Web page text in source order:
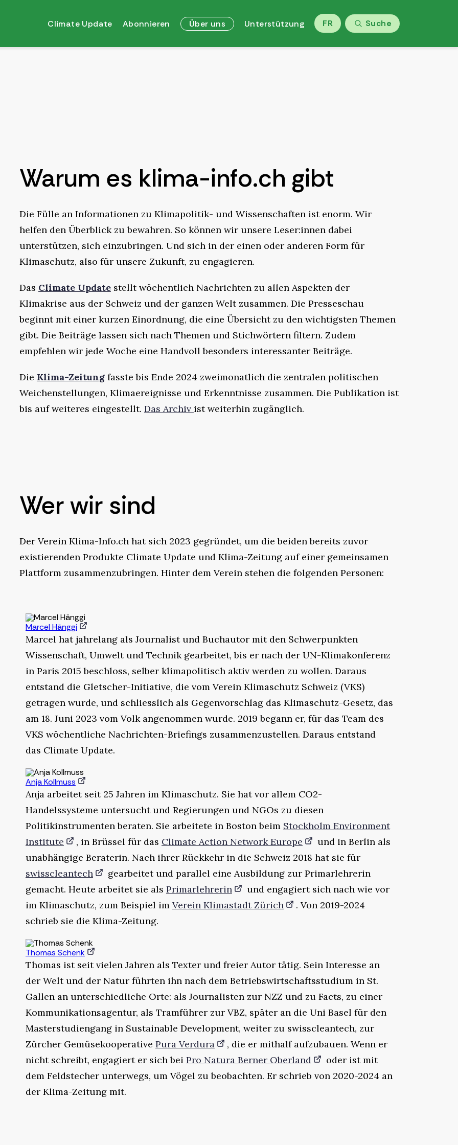
Climate Update Abonnieren Über uns Unterstützung FR Suche
Warum es klima-info.ch gibt
Die Fülle an Informationen zu Klimapolitik- und Wissenschaften ist enorm. Wir
helfen den Überblick zu bewahren. So können wir unsere Leser:innen dabei
unterstützen, sich einzubringen. Und sich in der einen oder anderen Form für
Klimaschutz, also für unsere Zukunft, zu engagieren.
Das Climate Update stellt wöchentlich Nachrichten zu allen Aspekten der
Klimakrise aus der Schweiz und der ganzen Welt zusammen. Die Presseschau
beginnt mit einer kurzen Einordnung, die eine Übersicht zu den wichtigsten Themen
gibt. Die Beiträge lassen sich nach Themen und Stichwörtern filtern. Zudem
empfehlen wir jede Woche eine Handvoll besonders interessanter Beiträge.
Die Klima-Zeitung fasste bis Ende 2024 zweimonatlich die zentralen politischen
Weichenstellungen, Klimaereignisse und Erkenntnisse zusammen. Die Publikation ist
bis auf weiteres eingestellt. Das Archiv ist weiterhin zugänglich.
Wer wir sind
Der Verein Klima-Info.ch hat sich 2023 gegründet, um die beiden bereits zuvor
existierenden Produkte Climate Update und Klima-Zeitung auf einer gemeinsamen
Plattform zusammenzubringen. Hinter dem Verein stehen die folgenden Personen:
Marcel Hänggi
Marcel hat jahrelang als Journalist und Buchautor mit den Schwerpunkten
Wissenschaft, Umwelt und Technik gearbeitet, bis er nach der UN-Klimakonferenz
in Paris 2015 beschloss, selber klimapolitisch aktiv werden zu wollen. Daraus
entstand die Gletscher-Initiative, die vom Verein Klimaschutz Schweiz (VKS)
getragen wurde, und schliesslich als Gegenvorschlag das Klimaschutz-Gesetz, das
am 18. Juni 2023 vom Volk angenommen wurde. 2019 begann er, für das Team des
VKS wöchentliche Nachrichten-Briefings zusammenzustellen. Daraus entstand
das Climate Update.
Anja Kollmuss
Anja arbeitet seit 25 Jahren im Klimaschutz. Sie hat vor allem CO2-
Handelssysteme untersucht und Regierungen und NGOs zu diesen
Politikinstrumenten beraten. Sie arbeitete in Boston beim Stockholm Environment
Institute
, in Brüssel für das Climate Action Network Europe
und in Berlin als
unabhängige Beraterin. Nach ihrer Rückkehr in die Schweiz 2018 hat sie für
swisscleantech
gearbeitet und parallel eine Ausbildung zur Primarlehrerin
gemacht. Heute arbeitet sie als Primarlehrerin
und engagiert sich nach wie vor
im Klimaschutz, zum Beispiel im Verein Klimastadt Zürich
. Von 2019-2024
schrieb sie die Klima-Zeitung.
Thomas Schenk
Thomas ist seit vielen Jahren als Texter und freier Autor tätig. Sein Interesse an
der Welt und der Natur führten ihn nach dem Betriebswirtschaftsstudium in St.
Gallen an unterschiedliche Orte: als Journalisten zur NZZ und zu Facts, zu einer
Kommunikationsagentur, als Tramführer zur VBZ, später an die Uni Basel für den
Masterstudiengang in Sustainable Development, weiter zu swisscleantech, zur
Zürcher Gemüsekooperative Pura Verdura
, die er mithalf aufzubauen. Wenn er
nicht schreibt, engagiert er sich bei Pro Natura Berner Oberland
oder ist mit
dem Feldstecher unterwegs, um Vögel zu beobachten. Er schrieb von 2020-2024 an
der Klima-Zeitung mit.